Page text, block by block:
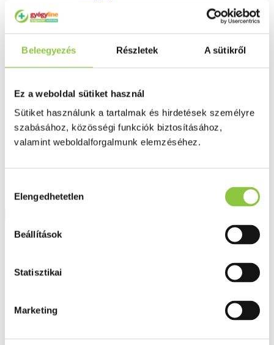
Beleegyezés Részletek A sütikről
Ez a weboldal sütiket használ
Sütiket használunk a tartalmak és hirdetések személyre
szabásához, közösségi funkciók biztosításához,
valamint weboldalforgalmunk elemzéséhez.
kiválasztása
Elengedhetetlen
Beállítások
Statisztikai
Marketing
Koleszterinszint csökkentők, omega 3
Í́nygyulladás
Szájvíz
Fogselyem
Fogfehérítés
Fogköztisztító
Teák
É́lvezeti
Tápszer
Ajánlataink
Gyerek
Marslakócskák Gummi étrend-kiegészítő gumitabletta
Marslakócskák Gummi étrend-